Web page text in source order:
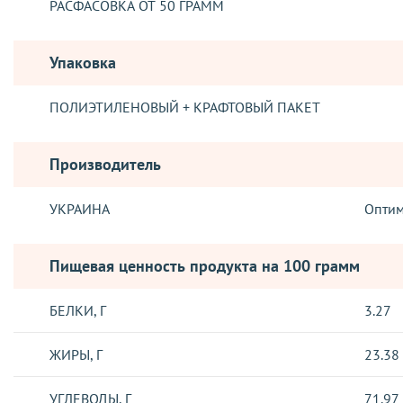
РАСФАСОВКА ОТ 50 ГРАММ
Упаковка
ПОЛИЭТИЛЕНОВЫЙ + КРАФТОВЫЙ ПАКЕТ
Производитель
УКРАИНА
Пищевая ценность продукта на 100 грамм
БЕЛКИ, Г 3.27
ЖИРЫ, Г 23.38
УГЛЕВОДЫ, Г 71.97